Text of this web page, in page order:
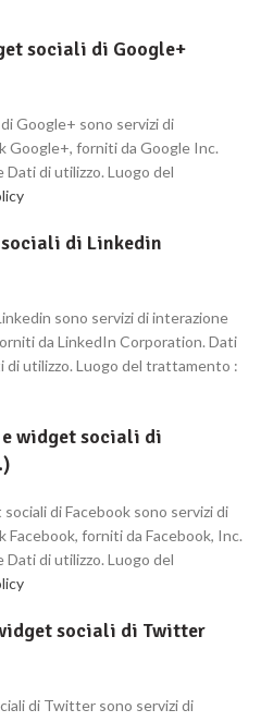
sociali di Google+
Google+ sono servizi di
Google+, forniti da Google Inc.
di utilizzo. Luogo del
di Linkedin
sono servizi di interazione
da LinkedIn Corporation. Dati
di utilizzo. Luogo del trattamento :
sociali di
di Facebook sono servizi di
forniti da Facebook, Inc.
di utilizzo. Luogo del
sociali di Twitter
di Twitter sono servizi di